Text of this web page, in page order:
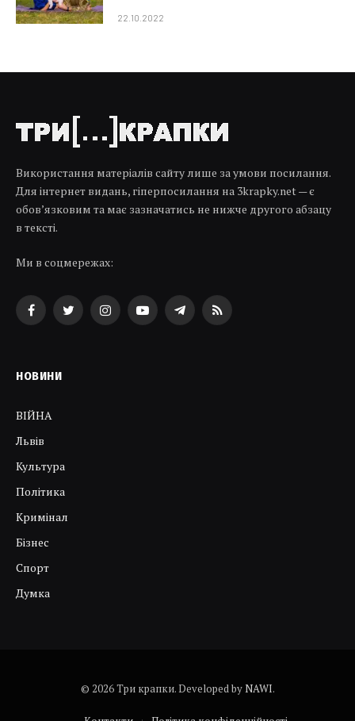
22.10.2022
Використання матеріалів сайту лише за умови посилання.
Для інтернет видань, гіперпосилання на 3krapky.net — є
обов’язковим та має зазначатись не нижче другого абзацу
в тексті.
Ми в соцмережах:
FacebookTwitterInstagramYouTubeTelegramRSS
НОВИНИ
ВІЙНА
Львів
Культура
Політика
Кримінал
Бізнес
Спорт
Думка
© 2026 Три крапки. Developed byNAWI.